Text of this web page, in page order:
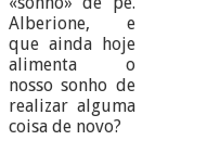
Alberione, e
que ainda hoje
alimenta o
nosso sonho de
realizar alguma
coisa de novo?